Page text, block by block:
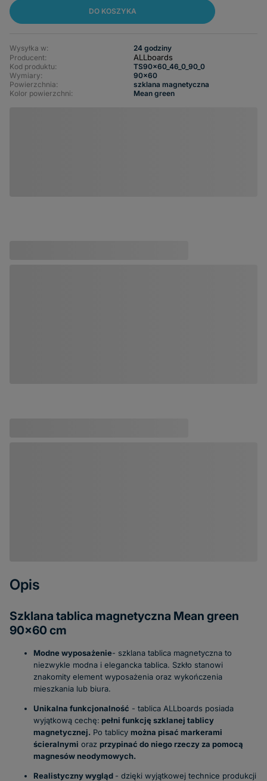
DO KOSZYKA
Wysyłka w:
24 godziny
Producent:
ALLboards
Kod produktu:
TS90x60_46_0_90_0
Wymiary
90x60
Powierzchnia
szklana magnetyczna
Kolor powierzchni
Mean green
Opis
Szklana tablica magnetyczna Mean green
90x60 cm
Modne wyposażenie- szklana tablica magnetyczna to
niezwykle modna i elegancka tablica. Szkło stanowi
znakomity element wyposażenia oraz wykończenia
mieszkania lub biura.
Unikalna funkcjonalność - tablica ALLboards posiada
wyjątkową cechę: pełni funkcję szklanej tablicy
magnetycznej. Po tablicy można pisać markerami
ścieralnymi oraz przypinać do niego rzeczy za pomocą
magnesów neodymowych.
Realistyczny wygląd - dzięki wyjątkowej technice produkcji